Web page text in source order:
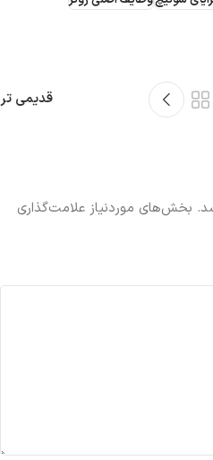
قدیمی تر
بخش‌های موردنیاز علامت‌گذاری